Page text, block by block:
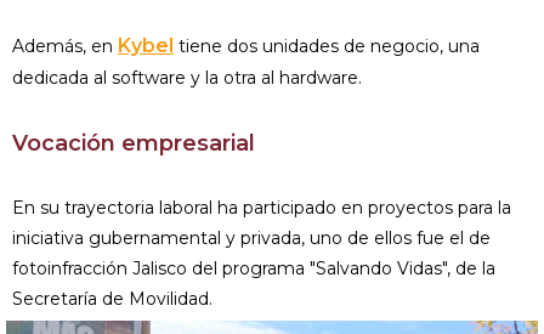
Además, en Kybel tiene dos unidades de negocio, una
dedicada al software y la otra al hardware.
Vocación empresarial
En su trayectoria laboral ha participado en proyectos para la
iniciativa gubernamental y privada, uno de ellos fue el de
fotoinfracción Jalisco del programa "Salvando Vidas", de la
Secretaría de Movilidad.